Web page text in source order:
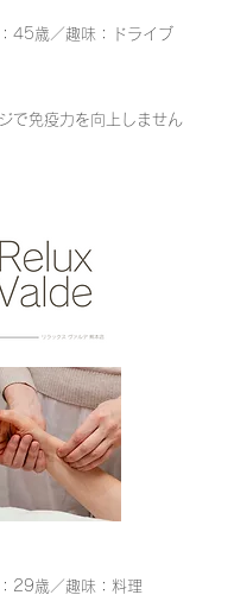
45歳／趣味：ドライブ
で免疫力を向上しません
29歳／趣味：料理